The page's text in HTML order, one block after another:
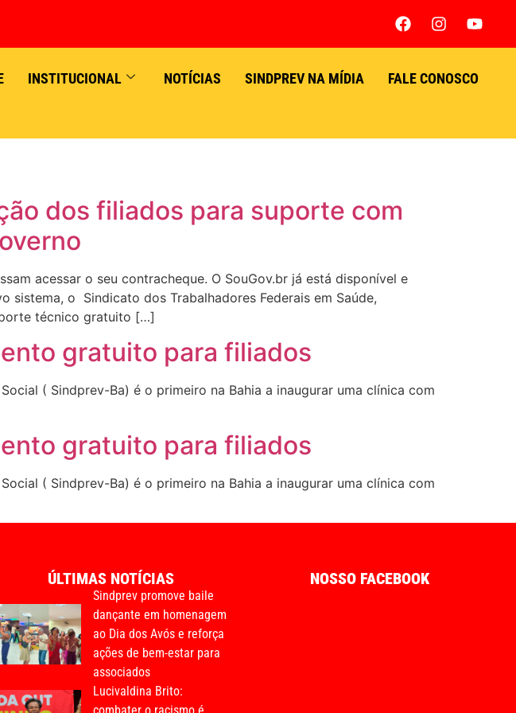
INSTITUCIONAL NOTÍCIAS SINDPREV NA MÍDIA FALE CONOSCO
dos filiados para suporte com
acessar o seu contracheque. O SouGov.br já está disponível e
o Sindicato dos Trabalhadores Federais em Saúde,
técnico gratuito […]
gratuito para filiados
( Sindprev-Ba) é o primeiro na Bahia a inaugurar uma clínica com
gratuito para filiados
( Sindprev-Ba) é o primeiro na Bahia a inaugurar uma clínica com
ÚLTIMAS NOTÍCIAS
Sindprev promove baile
dançante em homenagem
ao Dia dos Avós e reforça
ações de bem-estar para
associados
Lucivaldina Brito:
NOSSO FACEBOOK